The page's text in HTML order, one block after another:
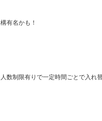
有名かも！
数制限有りで一定時間ごとで入れ